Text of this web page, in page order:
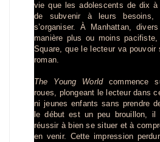
vie que les adolescents de dix
de subvenir à leurs
s’organiser. À Manhattan,
manière plus ou moins
Square, que le lecteur va
roman.
The Young World commence
roues, plongeant le lecteur dans
ni jeunes enfants sans prendre
le début est un peu brouillon, il
réussir à bien se situer et à
en venir. Cette impression